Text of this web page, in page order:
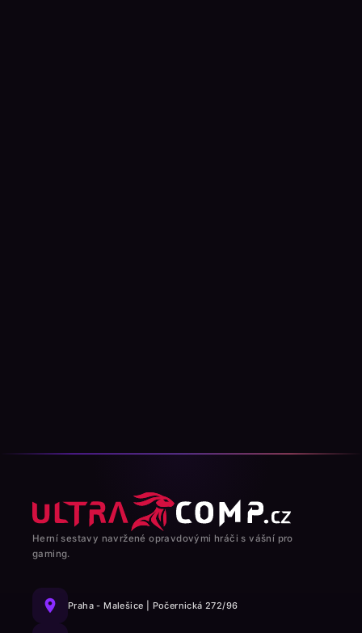
Herní sestavy navržené opravdovými hráči s vášní pro
gaming.
Praha - Malešice | Počernická 272/96